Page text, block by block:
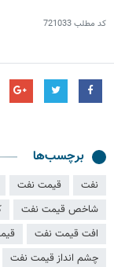
کد مطلب721033
برچسب‌ها
نفت قیمت نفت
شاخص قیمت نفت
افت قیمت نفت
چشم انداز قیمت نفت